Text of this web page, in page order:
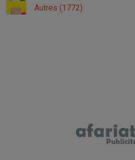
Autres (1772)